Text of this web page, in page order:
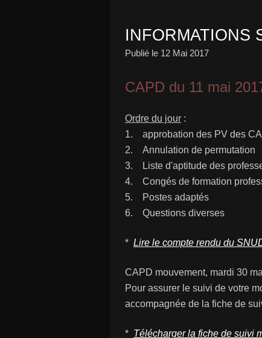
INFORMATIONS
Publié le 12 Mai 2017
CAPD du 11 mai
Ordre du jour :
1. approbation des PV des
2. Annulation de permutation
3. Liste d'aptitude des
4. Congés de formation
5. Postes adaptés
6. Questions diverses
* Lire le compte rendu du
CAPD mouvement, mardi 30
Pour assurer le suivi de votre
accompagnée de la fiche de
* Télécharger la fiche de suivi